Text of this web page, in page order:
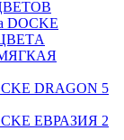
DOCKE
DRAGON 5
ЕВРАЗИЯ 2